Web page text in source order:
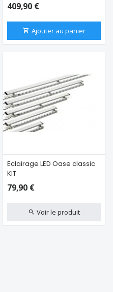
409,90 €
Ajouter au panier
Eclairage LED Oase classic
KIT
79,90 €
Voir le produit